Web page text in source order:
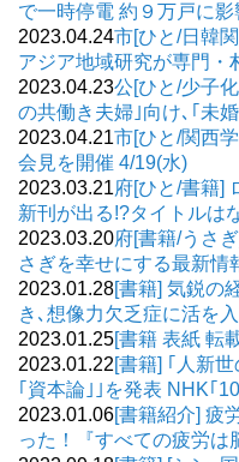
で一時停電 約９万戸に影
2023.04.24市[ひと/日韓
アジア地域研究が専門
2023.04.23公[ひと/少子
の共働き夫婦｣向け､｢未
2023.04.21市[ひと/関西
会見を開催 4/19(水)
2023.03.21府[ひと/書籍]
新刊が出る!?タイトルは
2023.03.20府[書籍/うさ
さぎを幸せにする最新
2023.01.28[書籍] 気鋭の
き､想像力欠乏症に活を
2023.01.25[書籍 表紙 転
2023.01.22[書籍] ｢人新
｢資本論｣｣を発表 NHK｢
2023.01.06[書籍紹介] 疲
った！『すべての疲労は